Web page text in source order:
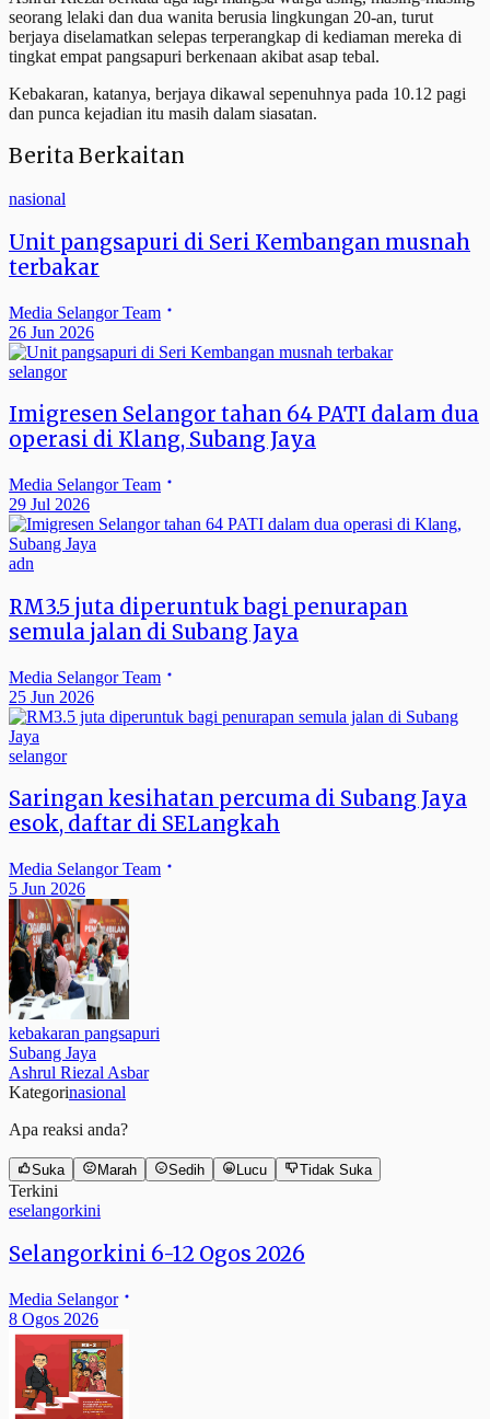
seorang lelaki dan dua wanita berusia lingkungan 20-an, turut
berjaya diselamatkan selepas terperangkap di kediaman mereka di
tingkat empat pangsapuri berkenaan akibat asap tebal.
Kebakaran, katanya, berjaya dikawal sepenuhnya pada 10.12 pagi
dan punca kejadian itu masih dalam siasatan.
Berita Berkaitan
nasional
Unit pangsapuri di Seri Kembangan musnah
terbakar
Media Selangor Team
26 Jun 2026
selangor
Imigresen Selangor tahan 64 PATI dalam dua
operasi di Klang, Subang Jaya
Media Selangor Team
29 Jul 2026
adn
RM3.5 juta diperuntuk bagi penurapan
semula jalan di Subang Jaya
Media Selangor Team
25 Jun 2026
selangor
Saringan kesihatan percuma di Subang Jaya
esok, daftar di SELangkah
Media Selangor Team
5 Jun 2026
kebakaran pangsapuri
Subang Jaya
Ashrul Riezal Asbar
Kategorinasional
Apa reaksi anda?
Suka Marah Sedih Lucu Tidak Suka
Terkini
eselangorkini
Selangorkini 6-12 Ogos 2026
Media Selangor
8 Ogos 2026